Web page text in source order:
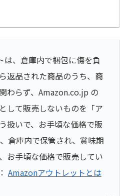
は、倉庫内で梱包に傷を負
返品された商品のうち、商
わらず、Amazon.co.jp の
して販売しないものを「ア
扱いで、お手頃な価格で販
倉庫内で保管され、賞味期
お手頃な価格で販売してい
Amazonアウトレットとは